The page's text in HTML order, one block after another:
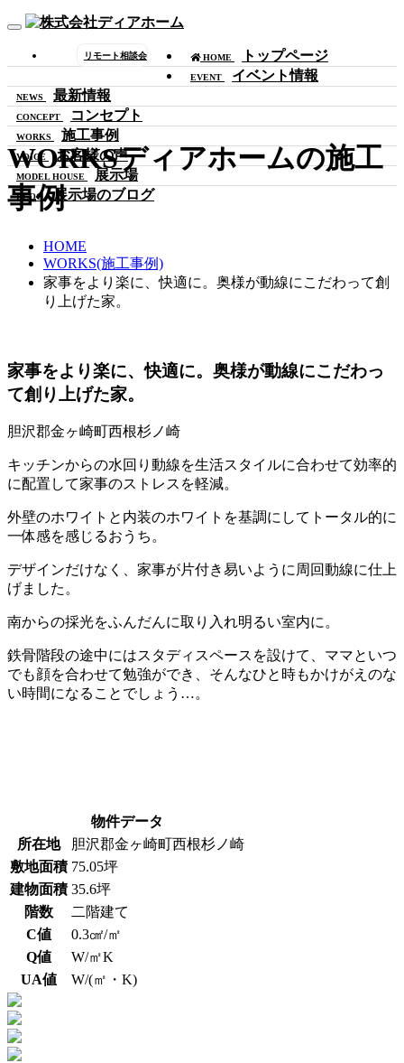
Toggle
リモート相談会 HOME トップページ
EVENT イベント情報
NEWS 最新情報
CONCEPT コンセプト
WORKS 施工事例
VOICE お客様の声
MODEL HOUSE 展示場
BLOG 展示場のブログ
WORKSディアホームの施工
事例
HOME
WORKS(施工事例)
家事をより楽に、快適に。奥様が動線にこだわって創
り上げた家。
家事をより楽に、快適に。奥様が動線にこだわっ
て創り上げた家。
胆沢郡金ヶ崎町西根杉ノ崎
キッチンからの水回り動線を生活スタイルに合わせて効率的
に配置して家事のストレスを軽減。
外壁のホワイトと内装のホワイトを基調にしてトータル的に
一体感を感じるおうち。
デザインだけなく、家事が片付き易いように周回動線に仕上
げました。
南からの採光をふんだんに取り入れ明るい室内に。
鉄骨階段の途中にはスタディスペースを設けて、ママといつ
でも顔を合わせて勉強ができ、そんなひと時もかけがえのな
い時間になることでしょう…。
物件データ
所在地
胆沢郡金ヶ崎町西根杉ノ崎
敷地面積 75.05坪
建物面積 35.6坪
階数
二階建て
C値
0.3㎠/㎡
Q値
W/㎡K
UA値
W/(㎡・K)